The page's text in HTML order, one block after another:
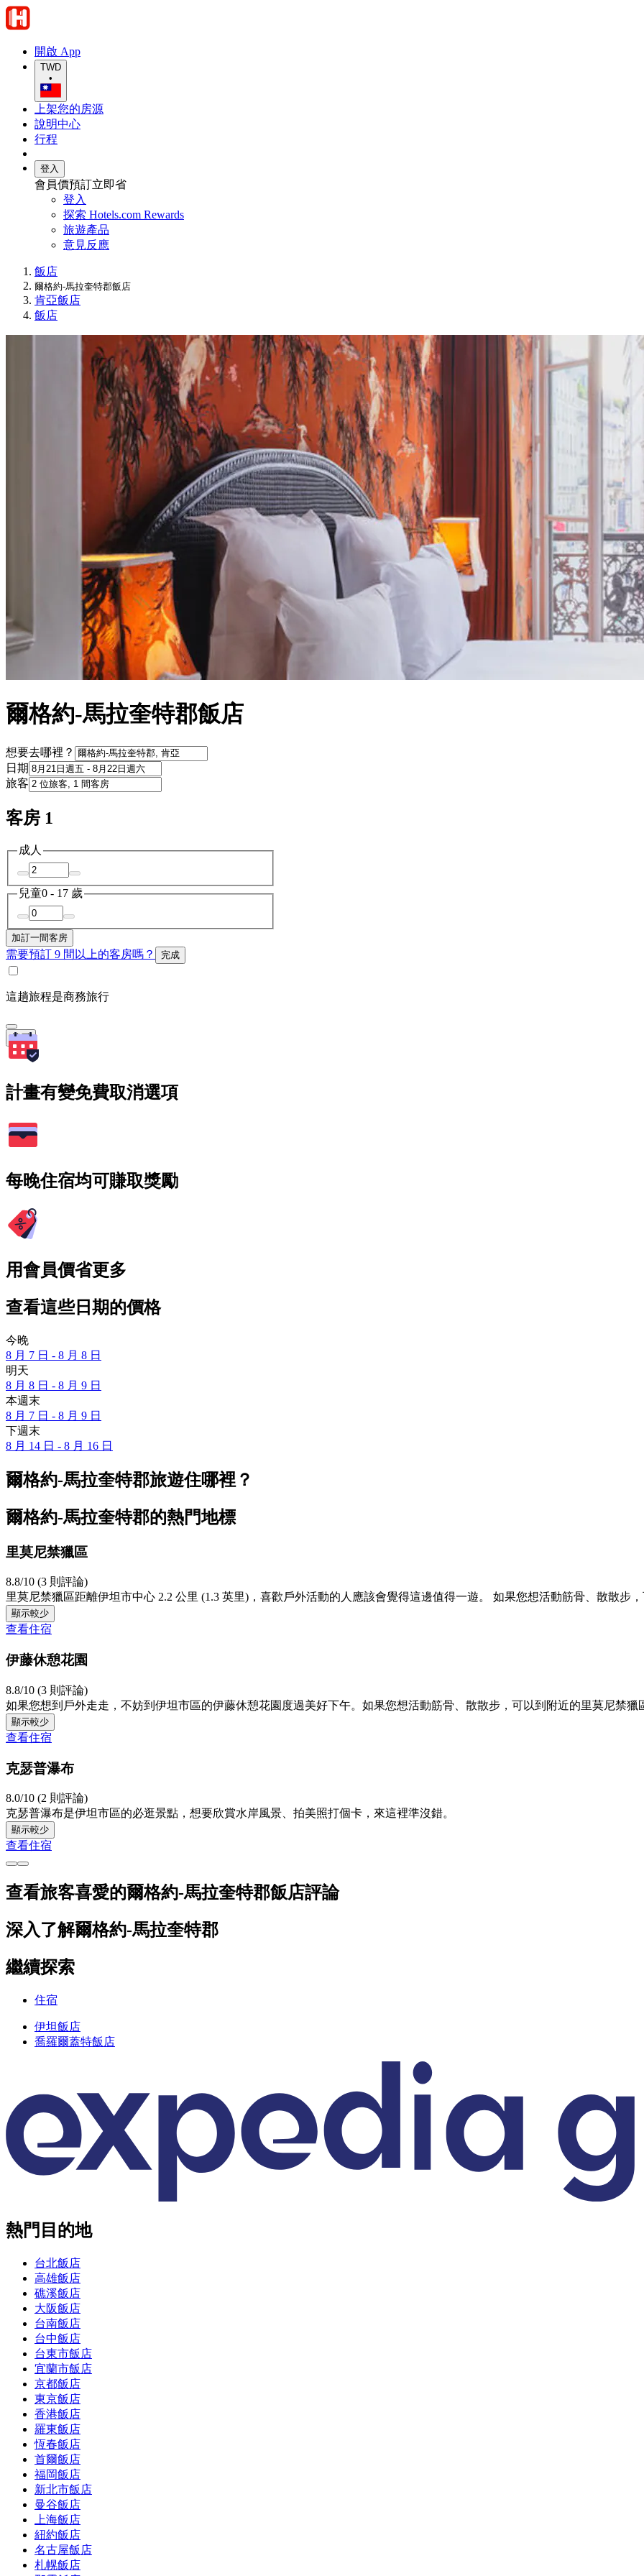
開啟 App
TWD
•
上架您的房源
說明中心
行程
登入
會員價預訂立即省
登入
探索 Hotels.com Rewards
旅遊產品
意見反應
飯店
爾格約-馬拉奎特郡飯店
肯亞飯店
飯店
爾格約-馬拉奎特郡飯店
想要去哪裡？
日期
旅客
客房 1
成人
兒童0 - 17 歲
加訂一間客房
需要預訂 9 間以上的客房嗎？ 完成
這趟旅程是商務旅行
搜尋
計畫有變免費取消選項
每晚住宿均可賺取獎勵
用會員價省更多
查看這些日期的價格
今晚
8 月 7 日 - 8 月 8 日
明天
8 月 8 日 - 8 月 9 日
本週末
8 月 7 日 - 8 月 9 日
下週末
8 月 14 日 - 8 月 16 日
爾格約-馬拉奎特郡旅遊住哪裡？
爾格約-馬拉奎特郡的熱門地標
里莫尼禁獵區
8.8/10 (3 則評論)
里莫尼禁獵區距離伊坦市中心 2.2 公里 (1.3 英里)，喜歡戶外活動的人應該會覺得這邊值得一遊。 如果您想活動筋骨、散散步
顯示較少
查看住宿
伊藤休憩花園
8.8/10 (3 則評論)
如果您想到戶外走走，不妨到伊坦市區的伊藤休憩花園度過美好下午。如果您想活動筋骨、散散步，可以到附近的里莫尼禁獵
顯示較少
查看住宿
克瑟普瀑布
8.0/10 (2 則評論)
克瑟普瀑布是伊坦市區的必逛景點，想要欣賞水岸風景、拍美照打個卡，來這裡準沒錯。
顯示較少
查看住宿
查看旅客喜愛的爾格約-馬拉奎特郡飯店評論
深入了解爾格約-馬拉奎特郡
繼續探索
住宿
伊坦飯店
喬羅爾蓋特飯店
熱門目的地
台北飯店
高雄飯店
礁溪飯店
大阪飯店
台南飯店
台中飯店
台東市飯店
宜蘭市飯店
京都飯店
東京飯店
香港飯店
羅東飯店
恆春飯店
首爾飯店
福岡飯店
新北市飯店
曼谷飯店
上海飯店
紐約飯店
名古屋飯店
札幌飯店